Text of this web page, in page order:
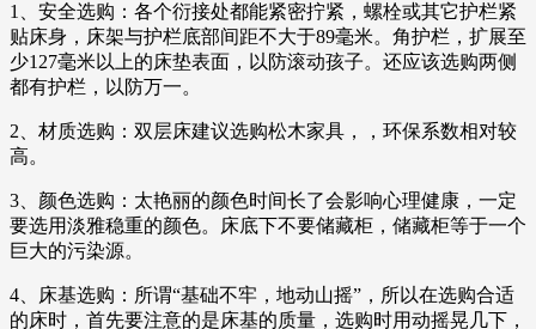
1、安全选购：各个衍接处都能紧密拧紧，螺栓或其它护栏紧
贴床身，床架与护栏底部间距不大于89毫米。角护栏，扩展至
少127毫米以上的床垫表面，以防滚动孩子。还应该选购两侧
都有护栏，以防万一。
2、材质选购：双层床建议选购松木家具，，环保系数相对较
高。
3、颜色选购：太艳丽的颜色时间长了会影响心理健康，一定
要选用淡雅稳重的颜色。床底下不要储藏柜，储藏柜等于一个
巨大的污染源。
4、床基选购：所谓“基础不牢，地动山摇”，所以在选购合适
的床时，首先要注意的是床基的质量，选购时用动摇晃几下，